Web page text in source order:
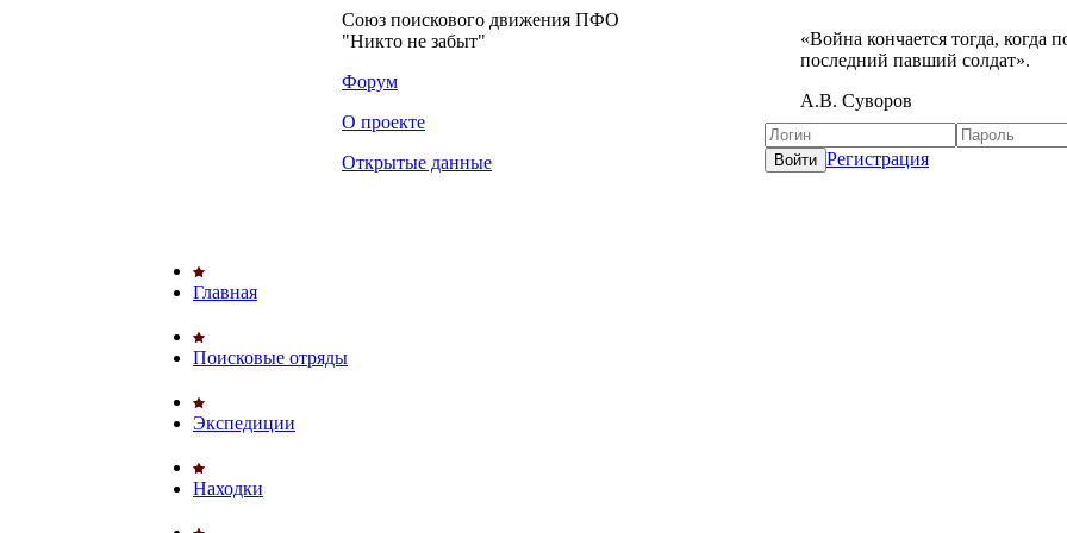
Союз поискового движения ПФО
"Никто не забыт"
Форум
О проекте
Открытые данные
«Война кончается тогда, когда
последний павший солдат».
А.В. Суворов
Регистрация
Главная
Поисковые отряды
Экспедиции
Находки